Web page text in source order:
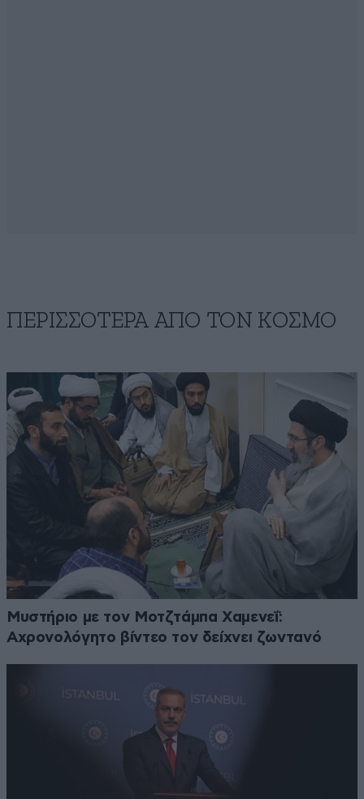
ΠΕΡΙΣΣΟΤΕΡΑ ΑΠΟ ΤΟΝ ΚΟΣΜΟ
Μυστήριο με τον Μοτζτάμπα Χαμενεΐ:
Αχρονολόγητο βίντεο τον δείχνει ζωντανό